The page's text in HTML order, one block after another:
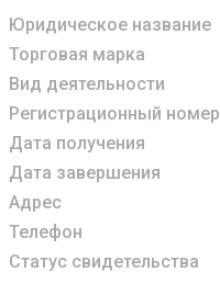
Юридическое название
Торговая марка
Вид деятельности
Регистрационный номер
Дата получения
Дата завершения
Адрес
Телефон
Статус свидетельства